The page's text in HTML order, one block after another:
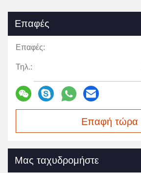
Επαφές
Επαφές:
Τηλ.:
Επαφή τώρα
Μας ταχυδρομήστε